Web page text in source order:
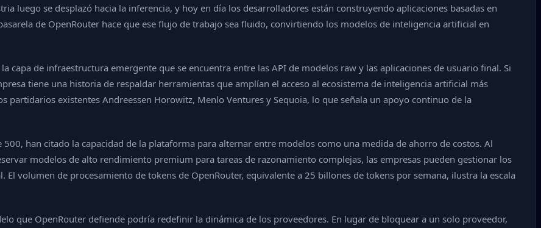
luego se desplazó hacia la inferencia, y hoy en día los desarrolladores están construyendo aplicaciones basadas en
de OpenRouter hace que ese flujo de trabajo sea fluido, convirtiendo los modelos de inteligencia artificial en
capa de infraestructura emergente que se encuentra entre las API de modelos raw y las aplicaciones de usuario final. Si
tiene una historia de respaldar herramientas que amplían el acceso al ecosistema de inteligencia artificial más
existentes Andreessen Horowitz, Menlo Ventures y Sequoia, lo que señala un apoyo continuo de la
han citado la capacidad de la plataforma para alternar entre modelos como una medida de ahorro de costos. Al
modelos de alto rendimiento premium para tareas de razonamiento complejas, las empresas pueden gestionar los
volumen de procesamiento de tokens de OpenRouter, equivalente a 25 billones de tokens por semana, ilustra la escala
que OpenRouter defiende podría redefinir la dinámica de los proveedores. En lugar de bloquear a un solo proveedor,